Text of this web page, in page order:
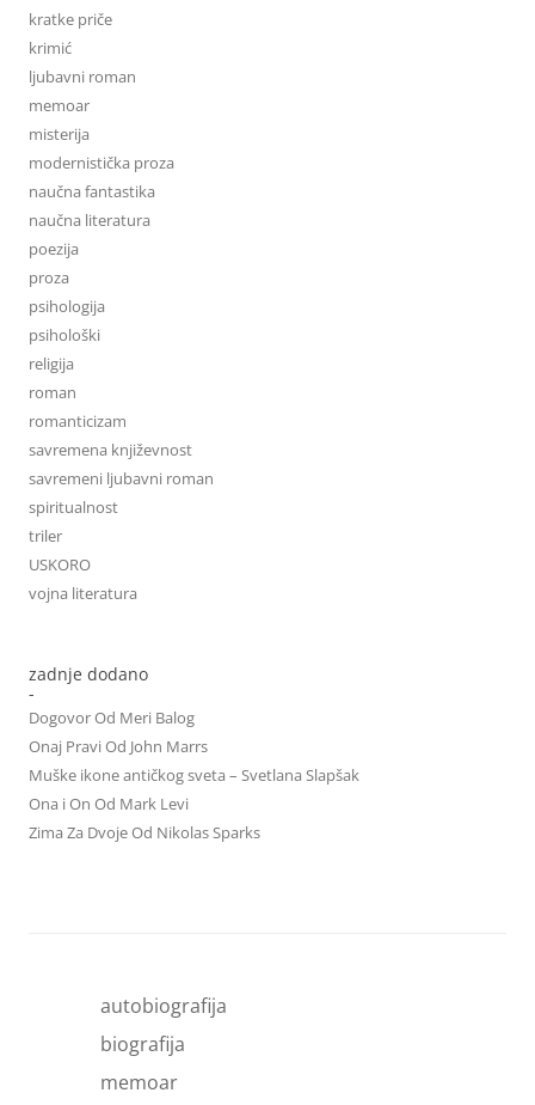
kratke priče
krimić
ljubavni roman
memoar
misterija
modernistička proza
naučna fantastika
naučna literatura
poezija
proza
psihologija
psihološki
religija
roman
romanticizam
savremena književnost
savremeni ljubavni roman
spiritualnost
triler
USKORO
vojna literatura
zadnje dodano
-
Dogovor Od Meri Balog
Onaj Pravi Od John Marrs
Muške ikone antičkog sveta – Svetlana Slapšak
Ona i On Od Mark Levi
Zima Za Dvoje Od Nikolas Sparks
autobiografija
biografija
memoar